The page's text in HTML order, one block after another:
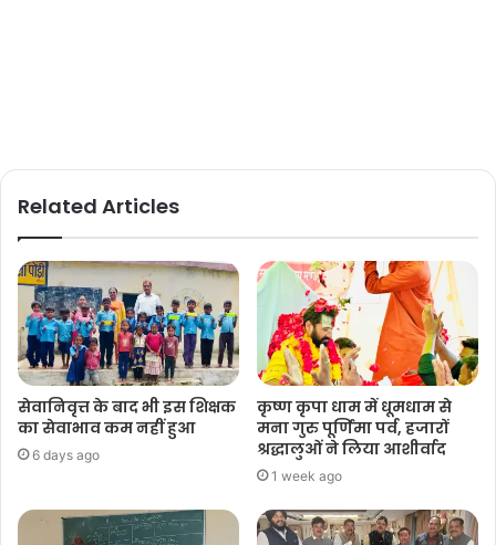
Related Articles
सेवानिवृत्त के बाद भी इस शिक्षक
का सेवाभाव कम नहीं हुआ
6 days ago
कृष्ण कृपा धाम में धूमधाम से
मना गुरु पूर्णिमा पर्व, हजारों
श्रद्धालुओं ने लिया आशीर्वाद
1 week ago